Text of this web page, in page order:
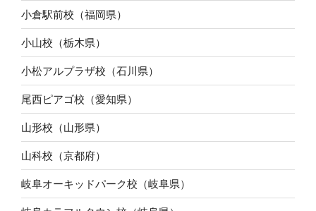
小倉駅前校（福岡県）
小山校（栃木県）
小松アルプラザ校（石川県）
尾西ピアゴ校（愛知県）
山形校（山形県）
山科校（京都府）
岐阜オーキッドパーク校（岐阜県）